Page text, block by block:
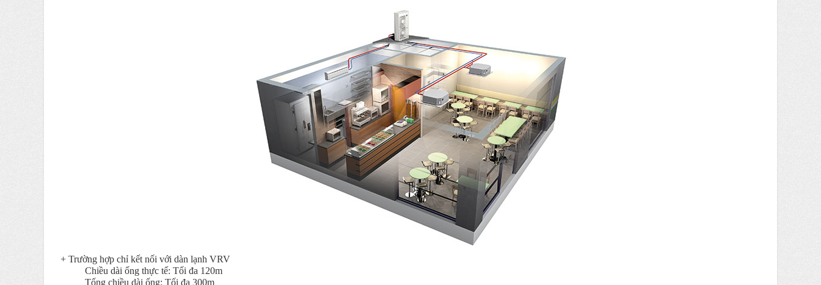
+ Trường hợp chỉ kết nối với dàn lạnh VRV
Chiều dài ống thực tế: Tối đa 120m
Tổng chiều dài ống: Tối đa 300m